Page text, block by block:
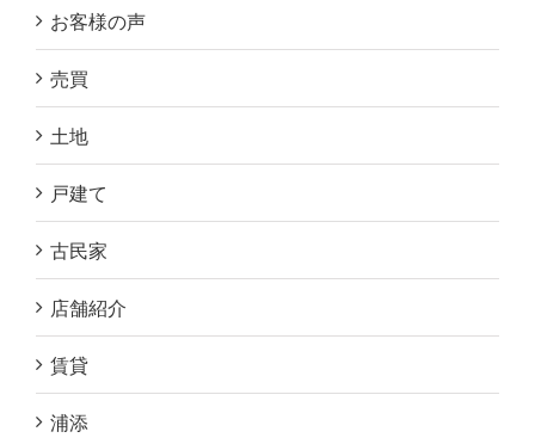
お客様の声
売買
土地
戸建て
古民家
店舗紹介
賃貸
浦添